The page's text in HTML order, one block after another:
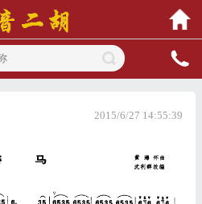
2015/6/27 14:55:39